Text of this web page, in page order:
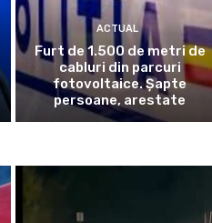
ACTUAL
Furt de 1.500 de metri de
cabluri din parcuri
fotovoltaice. Șapte
persoane, arestate